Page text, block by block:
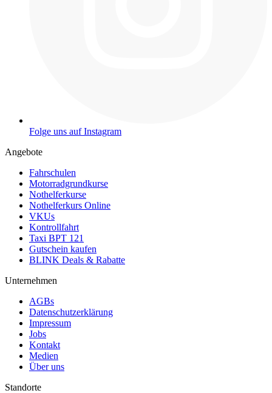
Folge uns auf Instagram
Angebote
Fahrschulen
Motorradgrundkurse
Nothelferkurse
Nothelferkurs Online
VKUs
Kontrollfahrt
Taxi BPT 121
Gutschein kaufen
BLINK Deals & Rabatte
Unternehmen
AGBs
Datenschutzerklärung
Impressum
Jobs
Kontakt
Medien
Über uns
Standorte